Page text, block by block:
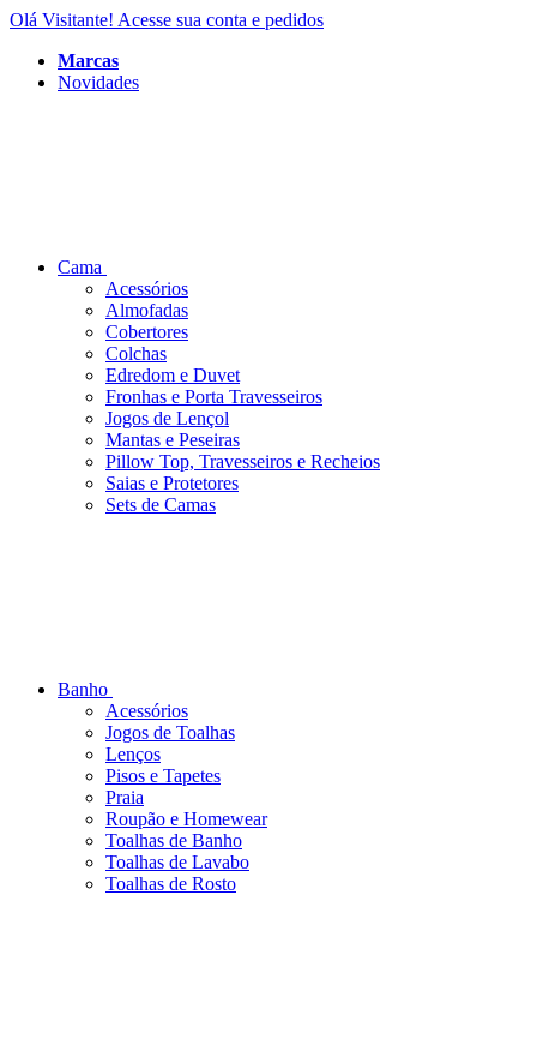
Olá Visitante! Acesse sua conta e pedidos
Marcas
Novidades
Cama
Acessórios
Almofadas
Cobertores
Colchas
Edredom e Duvet
Fronhas e Porta Travesseiros
Jogos de Lençol
Mantas e Peseiras
Pillow Top, Travesseiros e Recheios
Saias e Protetores
Sets de Camas
Banho
Acessórios
Jogos de Toalhas
Lenços
Pisos e Tapetes
Praia
Roupão e Homewear
Toalhas de Banho
Toalhas de Lavabo
Toalhas de Rosto